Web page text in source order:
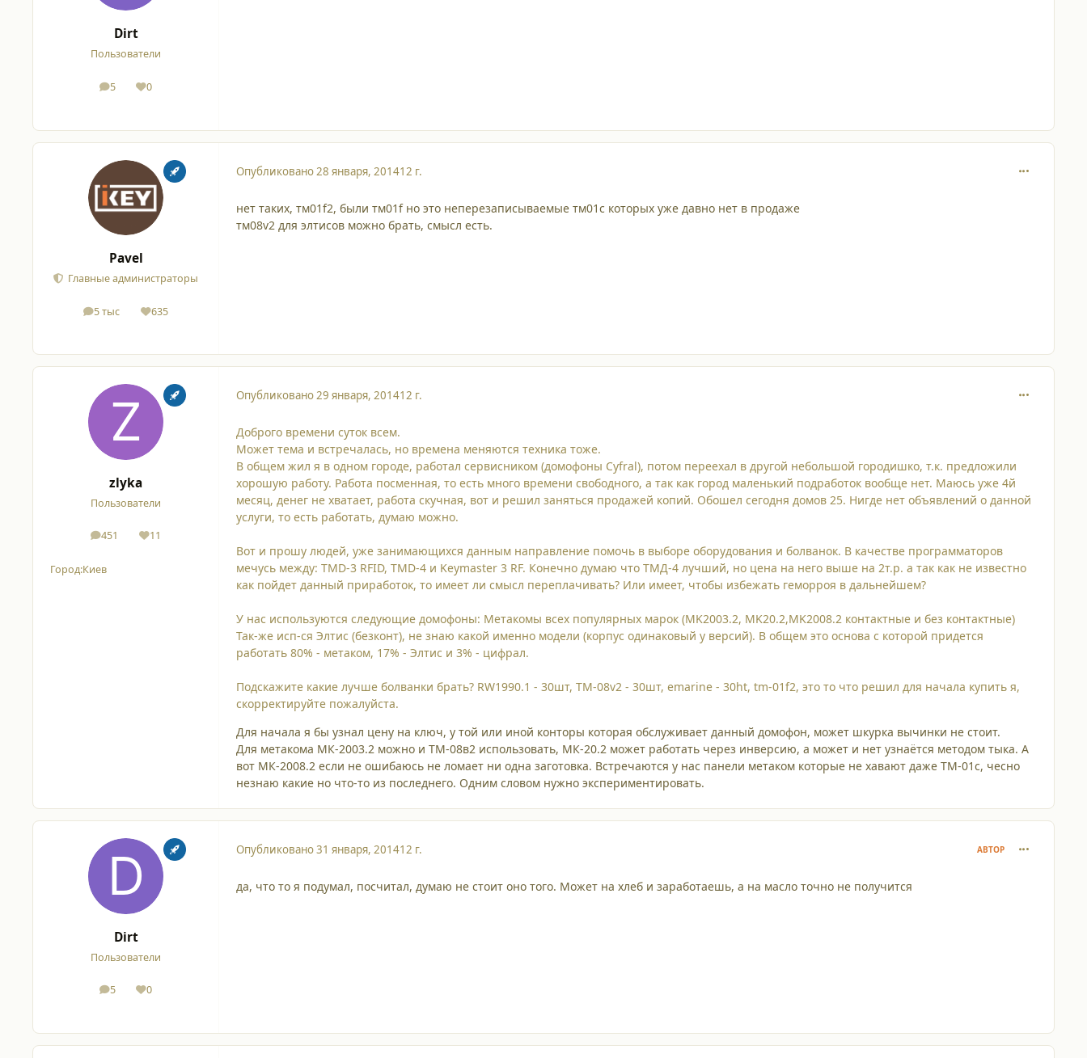
Dirt
Пользователи
5
сообщения
0
Репутация
Pavel
Главные администраторы
5 тыс
сообщения635
Репутация
Опубликовано28 января, 201412 г.
нет таких, тм01f2, были тм01f но это неперезаписываемые тм01с которых уже давно нет в продаже
тм08v2 для элтисов можно брать, смысл есть.
zlyka
Пользователи
451
сообщения
11
Репутация
Город:Киев
Опубликовано29 января, 201412 г.
Доброго времени суток всем.
Может тема и встречалась, но времена меняются техника тоже.
В общем жил я в одном городе, работал сервисником (домофоны Cyfral), потом переехал в другой небольшой городишко, т.к. предложили
хорошую работу. Работа посменная, то есть много времени свободного, а так как город маленький подработок вообще нет. Маюсь уже 4й
месяц, денег не хватает, работа скучная, вот и решил заняться продажей копий. Обошел сегодня домов 25. Нигде нет объявлений о данной
услуги, то есть работать, думаю можно.
Вот и прошу людей, уже занимающихся данным направление помочь в выборе оборудования и болванок. В качестве программаторов
мечусь между: TMD-3 RFID, TMD-4 и Keymaster 3 RF. Конечно думаю что ТМД-4 лучший, но цена на него выше на 2т.р. а так как не известно
как пойдет данный приработок, то имеет ли смысл переплачивать? Или имеет, чтобы избежать геморроя в дальнейшем?
У нас используются следующие домофоны: Метакомы всех популярных марок (MK2003.2, MK20.2,MK2008.2 контактные и без контактные)
Так-же исп-ся Элтис (безконт), не знаю какой именно модели (корпус одинаковый у версий). В общем это основа с которой придется
работать 80% - метаком, 17% - Элтис и 3% - цифрал.
Подскажите какие лучше болванки брать? RW1990.1 - 30шт, TM-08v2 - 30шт, emarine - 30ht, tm-01f2, это то что решил для начала купить я,
скорректируйте пожалуйста.
Для начала я бы узнал цену на ключ, у той или иной конторы которая обслуживает данный домофон, может шкурка вычинки не стоит.
Для метакома МК-2003.2 можно и ТМ-08в2 использовать, МК-20.2 может работать через инверсию, а может и нет узнаётся методом тыка. А
вот МК-2008.2 если не ошибаюсь не ломает ни одна заготовка. Встречаются у нас панели метаком которые не хавают даже ТМ-01с, чесно
незнаю какие но что-то из последнего. Одним словом нужно экспериментировать.
Dirt
Пользователи
5
сообщения
0
Репутация
Опубликовано31 января, 201412 г. АВТОР
да, что то я подумал, посчитал, думаю не стоит оно того. Может на хлеб и заработаешь, а на масло точно не получится